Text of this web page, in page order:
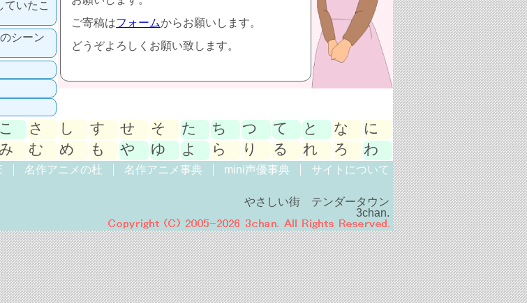
いたこ
シーン
ご寄稿はフォームからお願いします。
どうぞよろしくお願い致します。
さ し す せ そ た ち つ て と な
に
む め も や ゆ よ ら り る れ ろ わ
名作アニメの杜 名作アニメ事典 mini声優事典 サイトについて
やさしい街 テンダータウン
3chan.